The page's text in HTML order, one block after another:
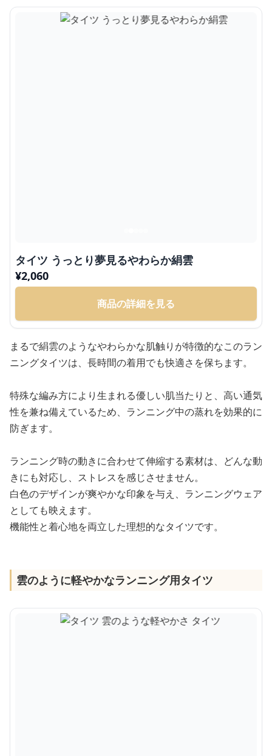
タイツ うっとり夢見るやわらか絹雲
¥2,060
商品の詳細を見る
まるで絹雲のようなやわらかな肌触りが特徴的なこのラン
ニングタイツは、長時間の着用でも快適さを保ちます。
特殊な編み方により生まれる優しい肌当たりと、高い通気
性を兼ね備えているため、ランニング中の蒸れを効果的に
防ぎます。
ランニング時の動きに合わせて伸縮する素材は、どんな動
きにも対応し、ストレスを感じさせません。
白色のデザインが爽やかな印象を与え、ランニングウェア
としても映えます。
機能性と着心地を両立した理想的なタイツです。
雲のように軽やかなランニング用タイツ